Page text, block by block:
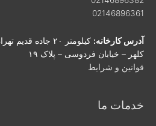
02146896361
آدرس کارخانه:
کیلومتر ۲۰ جاده
کلهر – خیابان فردوسی – پلاک ۱۹
قوانین و شرایط
خدمات ما